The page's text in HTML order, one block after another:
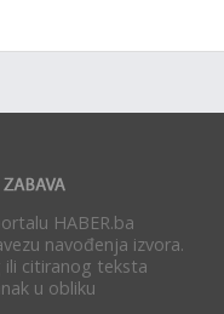
HABER.ba
navođenja izvora.
ili citiranog teksta
u obliku